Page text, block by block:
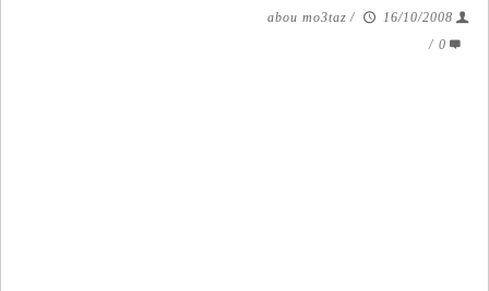
abou mo3taz /
16/10/2008
0
/